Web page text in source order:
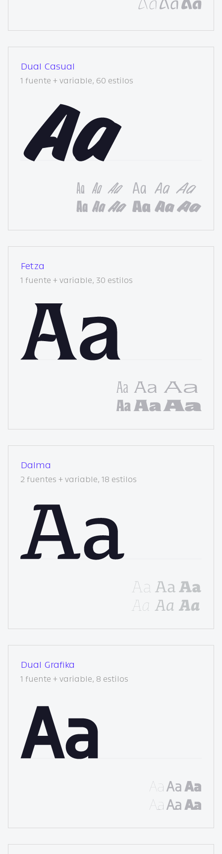
Dual Casual
1 fuente + variable, 60 estilos
Fetza
1 fuente + variable, 30 estilos
Dalma
2 fuentes + variable, 18 estilos
Dual Grafika
1 fuente + variable, 8 estilos